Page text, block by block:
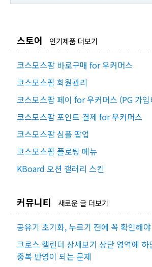
스토어 인기제품 더보기
코스모스팜 바로구매 for 우커머스
코스모스팜 회원관리
코스모스팜 페이 for 우커머스 (PG 가
코스모스팜 포인트 결제 for 우커머스
코스모스팜 심플 팝업
코스모스팜 플로팅 메뉴
KBoard 오션 갤러리 스킨
커뮤니티 새로운 글 더보기
공유기 초기화, 누르기 전에 꼭 확인해
크로스 캘린더 상세보기 상단 영역에 하
중복 반영이 되는 문제